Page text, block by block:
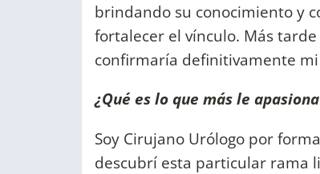
brindando su conocimiento y
fortalecer el vínculo. Más
confirmaría definitivamente mi
¿Qué es lo que más le
Soy Cirujano Urólogo por
descubrí esta particular rama